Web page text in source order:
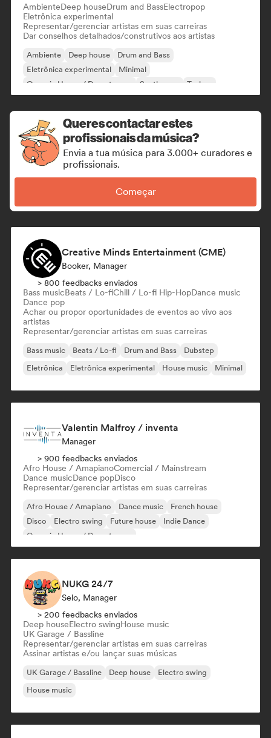
AmbienteDeep houseDrum and BassElectropop
Eletrônica experimental
Representar/gerenciar artistas em suas carreiras
Dar conselhos detalhados/construtivos aos artistas
Ambiente Deep house
Drum and Bass
Eletrônica experimental
Minimal
Organic House / Downtempo
Synthwave Techno
Queres contactar estes
profissionais da música?
Envia a tua música para 3.000+ curadores e
profissionais.
Começar
Creative Minds Entertainment (CME)
Booker, Manager
> 800 feedbacks enviados
Bass musicBeats / Lo-fiChill / Lo-fi Hip-HopDance music
Dance pop
Achar ou propor oportunidades de eventos ao vivo aos
artistas
Representar/gerenciar artistas em suas carreiras
Bass music Beats / Lo-fi Drum and Bass
Dubstep
Eletrônica
Eletrônica experimental House music Minimal
Valentin Malfroy / inventa
Manager
> 900 feedbacks enviados
Afro House / AmapianoComercial / Mainstream
Dance musicDance popDisco
Representar/gerenciar artistas em suas carreiras
Afro House / Amapiano Dance music
French house
Disco
Electro swing Future house
Indie Dance
Organic House / Downtempo
NUKG 24/7
Selo, Manager
> 200 feedbacks enviados
Deep houseElectro swingHouse music
UK Garage / Bassline
Representar/gerenciar artistas em suas carreiras
Assinar artistas e/ou lançar suas músicas
UK Garage / Bassline Deep house
Electro swing
House music